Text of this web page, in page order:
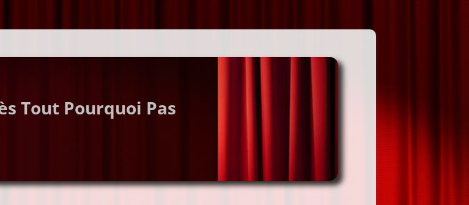
Tout Pourquoi Pas